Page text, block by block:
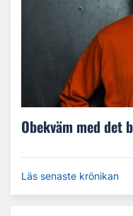
Obekväm med det
Läs senaste krönikan